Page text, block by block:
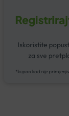
Iskoristite
za sve
*kupon kod nije